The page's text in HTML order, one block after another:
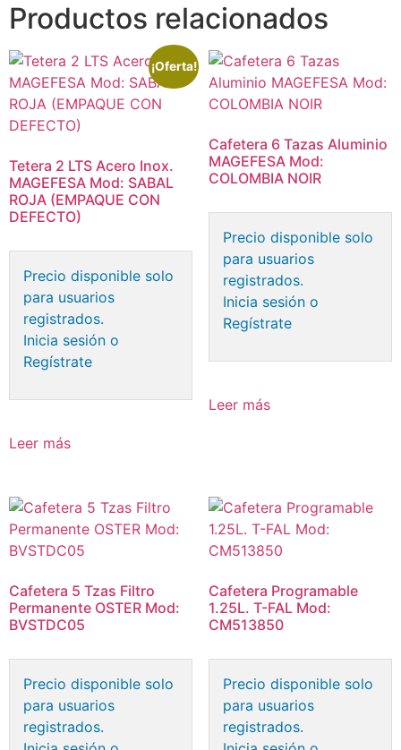
Productos relacionados
¡Oferta!
Tetera 2 LTS Acero Inox.
MAGEFESA Mod: SABAL
ROJA (EMPAQUE CON
DEFECTO)
Precio disponible solo
para usuarios
registrados.
Inicia sesión o
Regístrate
Leer más
Cafetera 6 Tazas Aluminio
MAGEFESA Mod:
COLOMBIA NOIR
Precio disponible solo
para usuarios
registrados.
Inicia sesión o
Regístrate
Leer más
Cafetera 5 Tzas Filtro
Permanente OSTER Mod:
BVSTDC05
Precio disponible solo
para usuarios
registrados.
Cafetera Programable
1.25L. T-FAL Mod:
CM513850
Precio disponible solo
para usuarios
registrados.